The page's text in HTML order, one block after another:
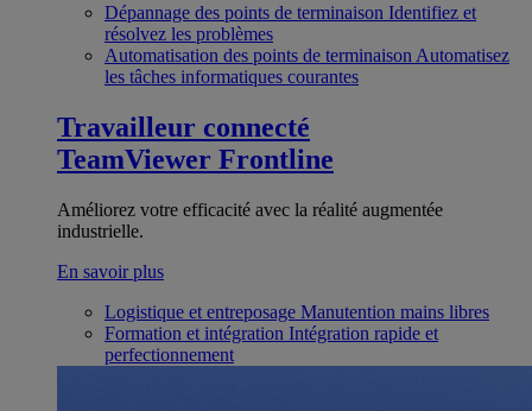
Dépannage des points de terminaison Identifiez et
résolvez les problèmes
Automatisation des points de terminaison Automatisez
les tâches informatiques courantes
Travailleur connecté
TeamViewer Frontline
Améliorez votre efficacité avec la réalité augmentée
industrielle.
En savoir plus
Logistique et entreposage Manutention mains libres
Formation et intégration Intégration rapide et
perfectionnement